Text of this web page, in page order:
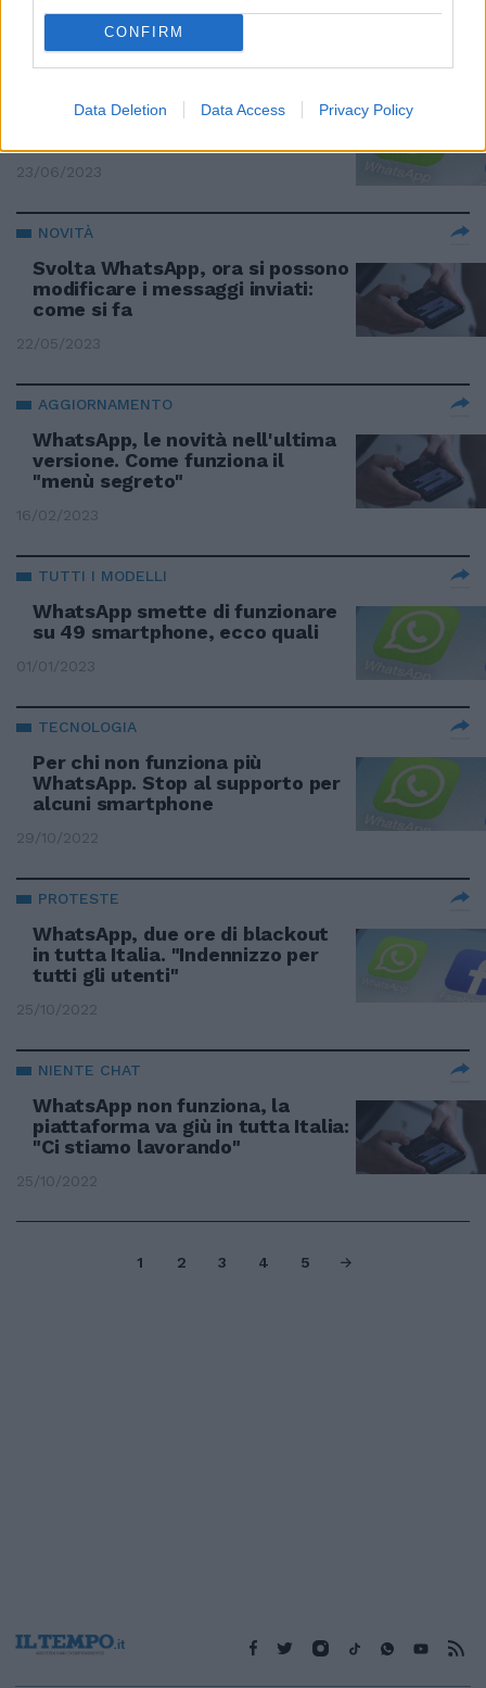
CONFIRM
Data Deletion Data Access Privacy Policy
19/10/2023
Arriva il virus che spia le chat di
23/06/2023
NOVITÀ
Svolta WhatsApp, ora si possono
modificare i messaggi inviati:
come si fa
22/05/2023
AGGIORNAMENTO
WhatsApp, le novità nell'ultima
versione. Come funziona il
"menù segreto"
16/02/2023
TUTTI I MODELLI
WhatsApp smette di funzionare
su 49 smartphone, ecco quali
01/01/2023
TECNOLOGIA
Per chi non funziona più
WhatsApp. Stop al supporto per
alcuni smartphone
29/10/2022
PROTESTE
WhatsApp, due ore di blackout
in tutta Italia. "Indennizzo per
tutti gli utenti"
25/10/2022
NIENTE CHAT
WhatsApp non funziona, la
piattaforma va giù in tutta Italia:
"Ci stiamo lavorando"
25/10/2022
1 2 3 4 5